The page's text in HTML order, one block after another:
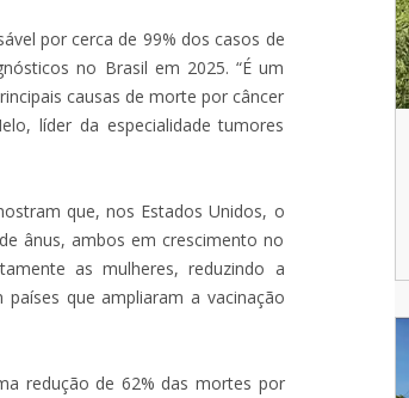
por cerca de 99% dos casos de
no Brasil em 2025. “É um
causas de morte por câncer
líder da especialidade tumores
que, nos Estados Unidos, o
ânus, ambos em crescimento no
as mulheres, reduzindo a
que ampliaram a vacinação
redução de 62% das mortes por